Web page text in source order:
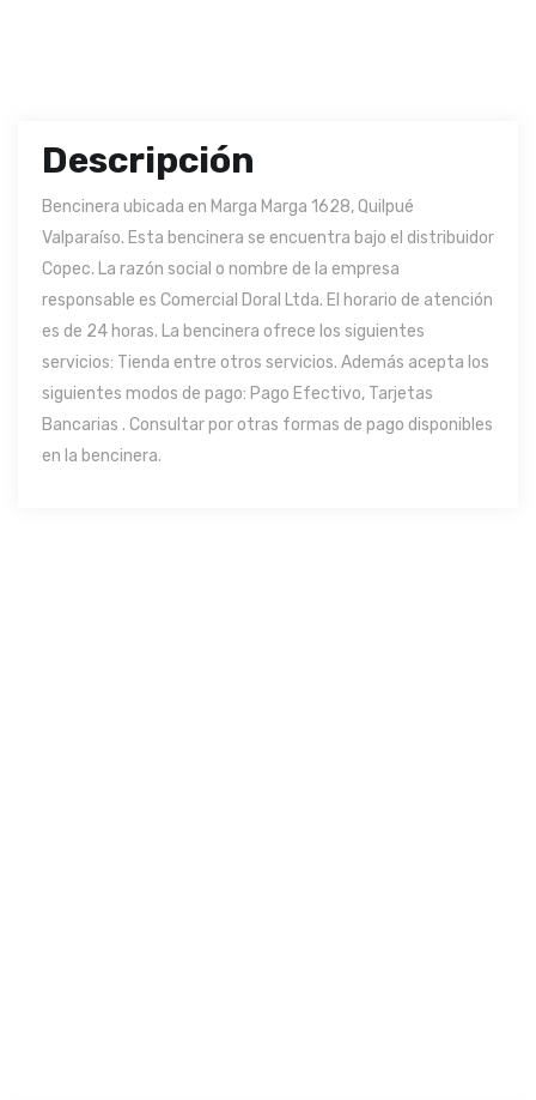
Descripción
Bencinera ubicada en Marga Marga 1628, Quilpué
Valparaíso. Esta bencinera se encuentra bajo el distribuidor
Copec. La razón social o nombre de la empresa
responsable es Comercial Doral Ltda. El horario de atención
es de 24 horas. La bencinera ofrece los siguientes
servicios: Tienda entre otros servicios. Además acepta los
siguientes modos de pago: Pago Efectivo, Tarjetas
Bancarias . Consultar por otras formas de pago disponibles
en la bencinera.